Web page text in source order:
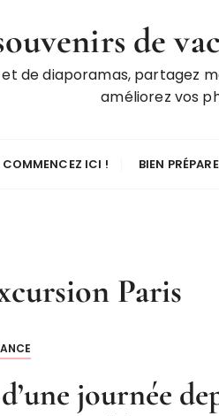
de
de diaporamas, partagez
améliorez vos
COMMENCEZ ICI ! BIEN
Paris
journée